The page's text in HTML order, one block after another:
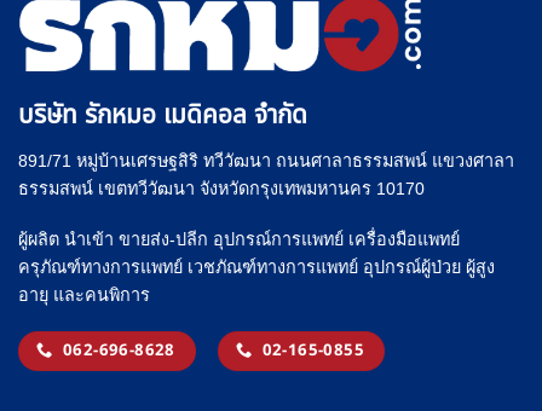
บริษัท รักหมอ เมดิคอล จำกัด
891/71 หมู่บ้านเศรษฐสิริ ทวีวัฒนา ถนนศาลาธรรมสพน์ แขวงศาลา
ธรรมสพน์ เขตทวีวัฒนา จังหวัดกรุงเทพมหานคร 10170
ผู้ผลิต นำเข้า ขายส่ง-ปลีก อุปกรณ์การแพทย์ เครื่องมือแพทย์
ครุภัณฑ์ทางการแพทย์ เวชภัณฑ์ทางการแพทย์ อุปกรณ์ผู้ป่วย ผู้สูง
อายุ และคนพิการ
062-696-8628 02-165-0855